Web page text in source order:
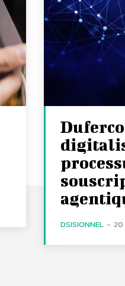
DSISIONNEL - 20